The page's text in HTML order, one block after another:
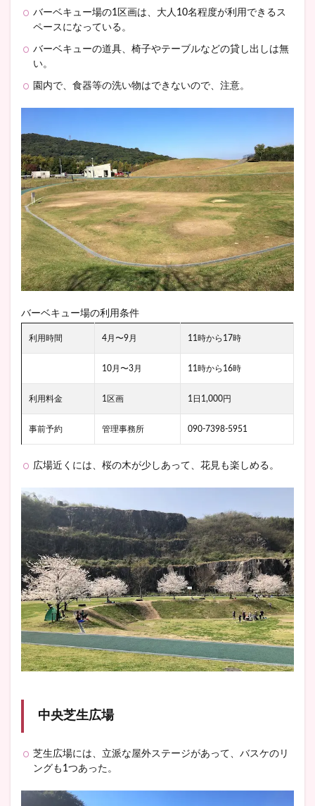
バーベキュー場の1区画は、大人10名程度が利用できるス
ペースになっている。
バーベキューの道具、椅子やテーブルなどの貸し出しは無
い。
園内で、食器等の洗い物はできないので、注意。
バーベキュー場の利用条件
利用時間 4月〜9月 11時から17時
10月〜3月 11時から16時
利用料金 1区画 1日1,000円
事前予約 管理事務所 090-7398-5951
広場近くには、桜の木が少しあって、花見も楽しめる。
中央芝生広場
芝生広場には、立派な屋外ステージがあって、バスケのリ
ングも1つあった。